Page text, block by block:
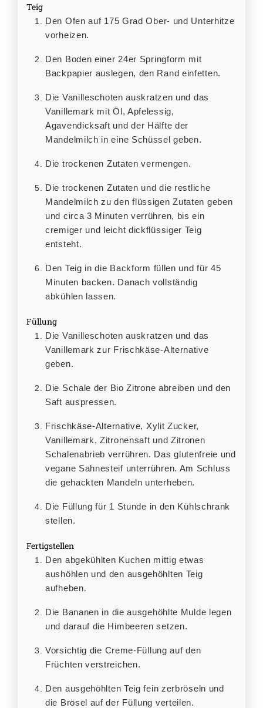
Teig
Den Ofen auf 175 Grad Ober- und Unterhitze
vorheizen.
Den Boden einer 24er Springform mit
Backpapier auslegen, den Rand einfetten.
Die Vanilleschoten auskratzen und das
Vanillemark mit Öl, Apfelessig,
Agavendicksaft und der Hälfte der
Mandelmilch in eine Schüssel geben.
Die trockenen Zutaten vermengen.
Die trockenen Zutaten und die restliche
Mandelmilch zu den flüssigen Zutaten geben
und circa 3 Minuten verrühren, bis ein
cremiger und leicht dickflüssiger Teig
entsteht.
Den Teig in die Backform füllen und für 45
Minuten backen. Danach vollständig
abkühlen lassen.
Füllung
Die Vanilleschoten auskratzen und das
Vanillemark zur Frischkäse-Alternative
geben.
Die Schale der Bio Zitrone abreiben und den
Saft auspressen.
Frischkäse-Alternative, Xylit Zucker,
Vanillemark, Zitronensaft und Zitronen
Schalenabrieb verrühren. Das glutenfreie und
vegane Sahnesteif unterrühren. Am Schluss
die gehackten Mandeln unterheben.
Die Füllung für 1 Stunde in den Kühlschrank
stellen.
Fertigstellen
Den abgekühlten Kuchen mittig etwas
aushöhlen und den ausgehöhlten Teig
aufheben.
Die Bananen in die ausgehöhlte Mulde legen
und darauf die Himbeeren setzen.
Vorsichtig die Creme-Füllung auf den
Früchten verstreichen.
Den ausgehöhlten Teig fein zerbröseln und
die Brösel auf der Füllung verteilen.